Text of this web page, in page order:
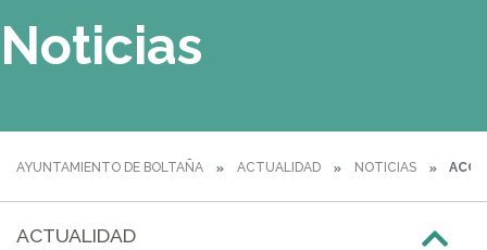
Noticias
AYUNTAMIENTO DE BOLTAÑA ACTUALIDAD NOTICIAS
ACTUALIDAD